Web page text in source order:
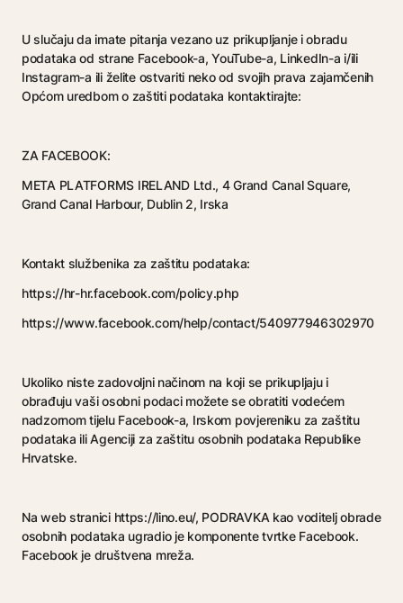
U slučaju da imate pitanja vezano uz prikupljanje i obradu
podataka od strane Facebook-a, YouTube-a, LinkedIn-a i/ili
Instagram-a ili želite ostvariti neko od svojih prava zajamčenih
Općom uredbom o zaštiti podataka kontaktirajte:
ZA FACEBOOK:
META PLATFORMS IRELAND Ltd., 4 Grand Canal Square,
Grand Canal Harbour, Dublin 2, Irska
Kontakt službenika za zaštitu podataka:
https://hr-hr.facebook.com/policy.php
https://www.facebook.com/help/contact/540977946302970
Ukoliko niste zadovoljni načinom na koji se prikupljaju i
obrađuju vaši osobni podaci možete se obratiti vodećem
nadzornom tijelu Facebook-a, Irskom povjereniku za zaštitu
podataka ili Agenciji za zaštitu osobnih podataka Republike
Hrvatske.
Na web stranici https://lino.eu/, PODRAVKA kao voditelj obrade
osobnih podataka ugradio je komponente tvrtke Facebook.
Facebook je društvena mreža.